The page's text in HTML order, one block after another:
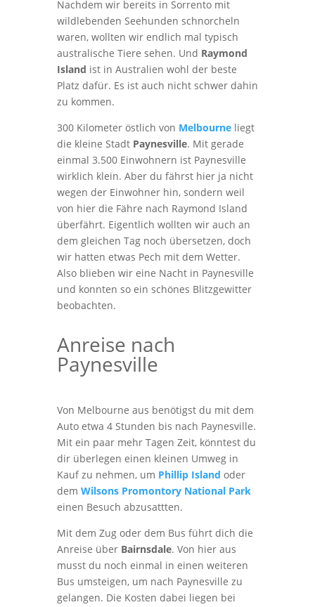
Nachdem wir bereits in Sorrento mit
wildlebenden Seehunden schnorcheln
waren, wollten wir endlich mal typisch
australische Tiere sehen. Und Raymond
Island ist in Australien wohl der beste
Platz dafür. Es ist auch nicht schwer dahin
zu kommen.
300 Kilometer östlich von Melbourneliegt
die kleine Stadt Paynesville. Mit gerade
einmal 3.500 Einwohnern ist Paynesville
wirklich klein. Aber du fährst hier ja nicht
wegen der Einwohner hin, sondern weil
von hier die Fähre nach Raymond Island
überfährt. Eigentlich wollten wir auch an
dem gleichen Tag noch übersetzen, doch
wir hatten etwas Pech mit dem Wetter.
Also blieben wir eine Nacht in Paynesville
und konnten so ein schönes Blitzgewitter
beobachten.
Anreise nach
Paynesville
Von Melbourne aus benötigst du mit dem
Auto etwa 4 Stunden bis nach Paynesville.
Mit ein paar mehr Tagen Zeit, könntest du
dir überlegen einen kleinen Umweg in
Kauf zu nehmen, um Phillip Island oder
dem Wilsons Promontory National Park
einen Besuch abzusattten.
Mit dem Zug oder dem Bus führt dich die
Anreise über Bairnsdale. Von hier aus
musst du noch einmal in einen weiteren
Bus umsteigen, um nach Paynesville zu
gelangen. Die Kosten dabei liegen bei